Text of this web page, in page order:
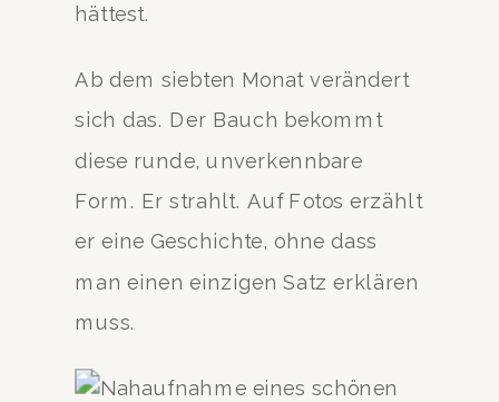
hättest.
Ab dem siebten Monat verändert
sich das. Der Bauch bekommt
diese runde, unverkennbare
Form. Er strahlt. Auf Fotos erzählt
er eine Geschichte, ohne dass
man einen einzigen Satz erklären
muss.